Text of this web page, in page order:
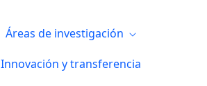
Áreas de investigación
Innovación y transferencia